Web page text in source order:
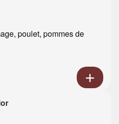
poulet, pommes de